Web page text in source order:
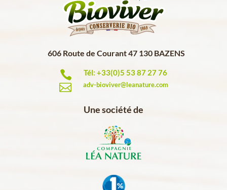
606 Route de Courant 47 130 BAZENS
 Tél: +33(0)5 53 87 27 76
 adv-bioviver@leanature.com
Une société de